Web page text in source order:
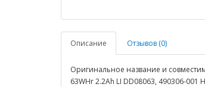
Описание Отзывов (0)
Оригинальное название и
63WHr 2.2Ah LI DD08063, 490306-001